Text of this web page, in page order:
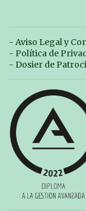
marcas. A pesar de no
sirvió para reforzar
temporada, pero
trabajando para que
- Aviso Legal y
- Política de
- Dosier de